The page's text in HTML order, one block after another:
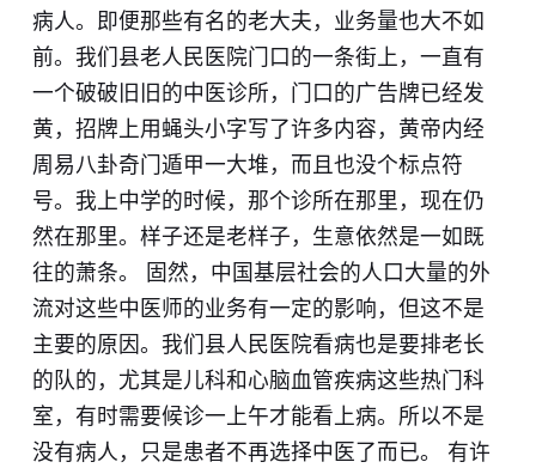
病人。即便那些有名的老大夫，业务量也大不如
前。我们县老人民医院门口的一条街上，一直有
一个破破旧旧的中医诊所，门口的广告牌已经发
黄，招牌上用蝇头小字写了许多内容，黄帝内经
周易八卦奇门遁甲一大堆，而且也没个标点符
号。我上中学的时候，那个诊所在那里，现在仍
然在那里。样子还是老样子，生意依然是一如既
往的萧条。 固然，中国基层社会的人口大量的外
流对这些中医师的业务有一定的影响，但这不是
主要的原因。我们县人民医院看病也是要排老长
的队的，尤其是儿科和心脑血管疾病这些热门科
室，有时需要候诊一上午才能看上病。所以不是
没有病人，只是患者不再选择中医了而已。 有许